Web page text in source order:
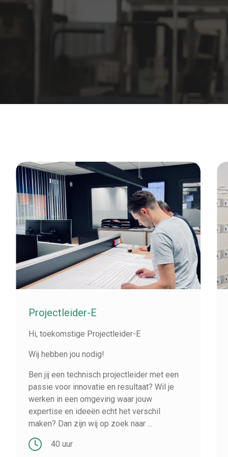
Projectleider-E
Hi, toekomstige Projectleider-E
Wij hebben jou nodig!
Ben jij een technisch projectleider met een
passie voor innovatie en resultaat? Wil je
werken in een omgeving waar jouw
expertise en ideeën echt het verschil
maken? Dan zijn wij op zoek naar ...
40 uur